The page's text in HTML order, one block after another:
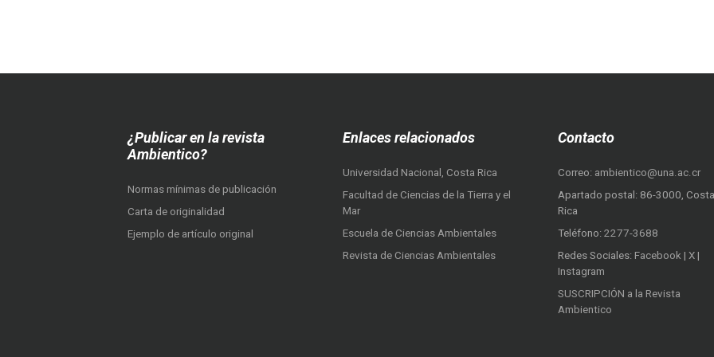
¿Publicar en la revista
Ambientico?
Normas mínimas de publicación
Carta de originalidad
Ejemplo de artículo original
Enlaces relacionados
Universidad Nacional, Costa Rica
Facultad de Ciencias de la Tierra y el
Mar
Escuela de Ciencias Ambientales
Revista de Ciencias Ambientales
Contacto
Correo: ambientico@una.ac.cr
Apartado postal: 86-3000, Costa
Rica
Teléfono: 2277-3688
Redes Sociales: Facebook | X |
Instagram
SUSCRIPCIÓN a la Revista
Ambientico